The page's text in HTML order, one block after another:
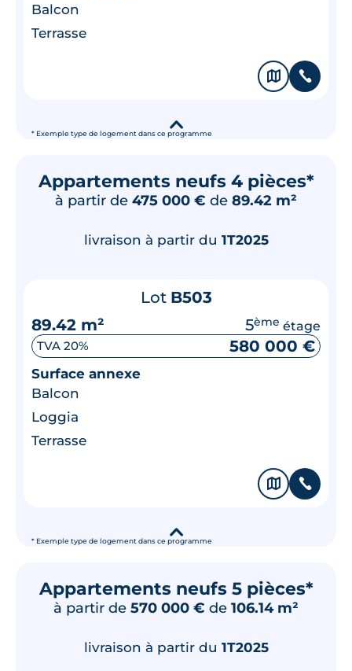
* Exemple type de logement dans ce programme
Balcon
Terrasse
🗞 📞
▾
Appartements neufs 4 pièces*
à partir de 475 000 € de 89.42 m²
* Exemple type de logement dans ce programme
livraison à partir du 1T2025
Lot B503
89.42 m²
5ème étage
TVA 20% 580 000 €
Surface annexe
Balcon
Loggia
Terrasse
🗞 📞
▾
Appartements neufs 5 pièces*
à partir de 570 000 € de 106.14 m²
livraison à partir du 1T2025